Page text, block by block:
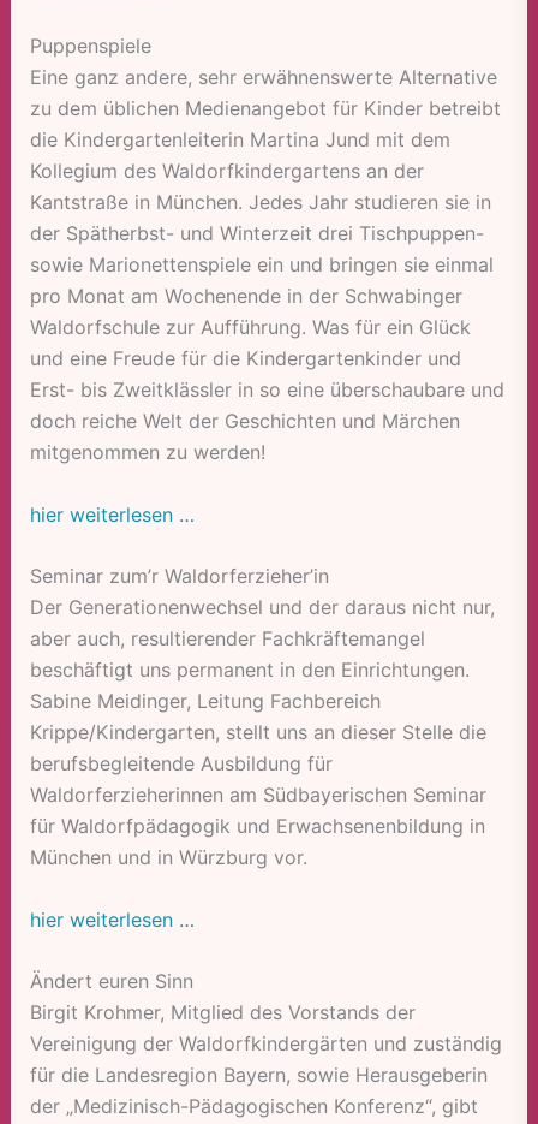
Puppenspiele
Eine ganz andere, sehr erwähnenswerte Alternative
zu dem üblichen Medienangebot für Kinder betreibt
die Kindergartenleiterin Martina Jund mit dem
Kollegium des Waldorfkindergartens an der
Kantstraße in München. Jedes Jahr studieren sie in
der Spätherbst- und Winterzeit drei Tischpuppen-
sowie Marionettenspiele ein und bringen sie einmal
pro Monat am Wochenende in der Schwabinger
Waldorfschule zur Aufführung. Was für ein Glück
und eine Freude für die Kindergartenkinder und
Erst- bis Zweitklässler in so eine überschaubare und
doch reiche Welt der Geschichten und Märchen
mitgenommen zu werden!
hier weiterlesen …
Seminar zum’r Waldorferzieher’in
Der Generationenwechsel und der daraus nicht nur,
aber auch, resultierender Fachkräftemangel
beschäftigt uns permanent in den Einrichtungen.
Sabine Meidinger, Leitung Fachbereich
Krippe/Kindergarten, stellt uns an dieser Stelle die
berufsbegleitende Ausbildung für
Waldorferzieherinnen am Südbayerischen Seminar
für Waldorfpädagogik und Erwachsenenbildung in
München und in Würzburg vor.
hier weiterlesen …
Ändert euren Sinn
Birgit Krohmer, Mitglied des Vorstands der
Vereinigung der Waldorfkindergärten und zuständig
für die Landesregion Bayern, sowie Herausgeberin
der „Medizinisch-Pädagogischen Konferenz“, gibt